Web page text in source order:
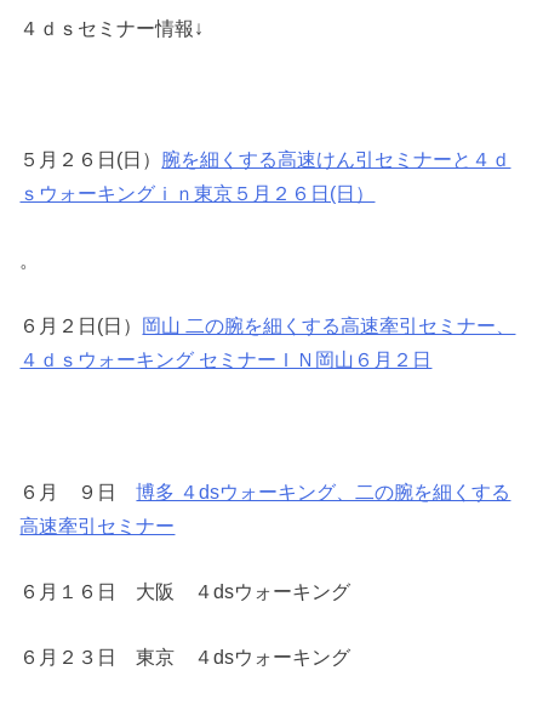
４ｄｓセミナー情報↓
５月２６日(日） 腕を細くする高速けん引セミナーと４ｄ
ｓウォーキングｉｎ東京５月２６日(日）
６月２日(日） 岡山 二の腕を細くする高速牽引セミナー、
４ｄｓウォーキング セミナーＩＮ岡山６月２日
６月 ９日博多 ４dsウォーキング、二の腕を細くする
高速牽引セミナー
６月１６日 大阪 ４dsウォーキング
６月２３日 東京 ４dsウォーキング